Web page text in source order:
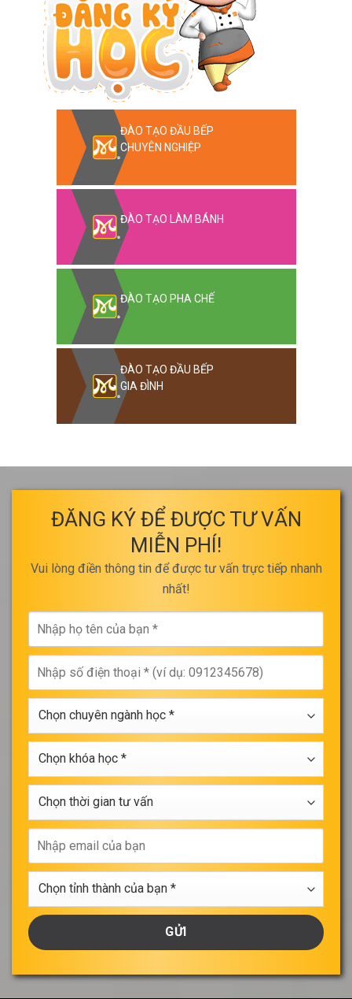
ĐÀO TẠO ĐẦU BẾP
CHUYÊN NGHIỆP
ĐÀO TẠO LÀM BÁNH
ĐÀO TẠO PHA CHẾ
ĐÀO TẠO ĐẦU BẾP
GIA ĐÌNH
ĐĂNG KÝ ĐỂ ĐƯỢC TƯ VẤN
MIỄN PHÍ!
Vui lòng điền thông tin để được tư vấn trực tiếp nhanh
nhất!
họ
tên
của
bạn
*
số
điện
thoại
chuyên
ngành
học
khóa
học
thời
gian
tư
vấnemail
của
bạn
tỉnh
thành
của
bạn